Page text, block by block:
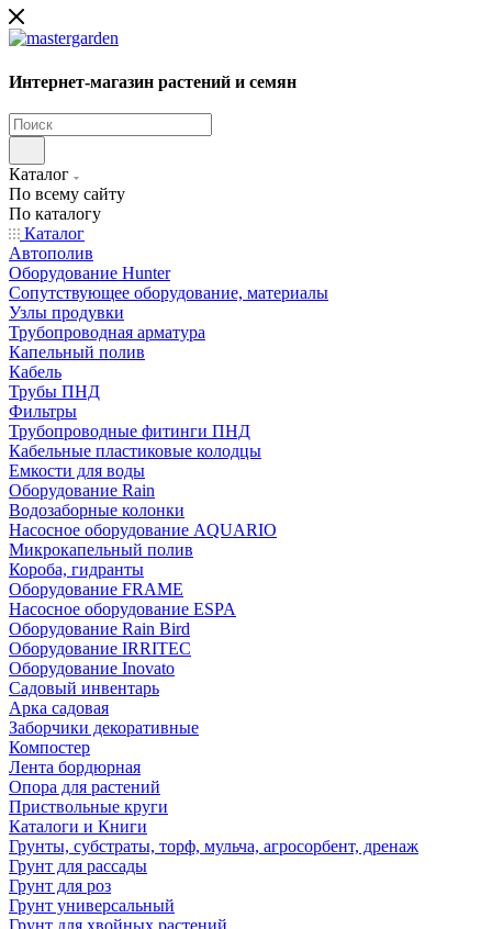
Интернет-магазин растений и семян
Каталог
По всему сайту
По каталогу
Каталог
Автополив
Оборудование Hunter
Сопутствующее оборудование, материалы
Узлы продувки
Трубопроводная арматура
Капельный полив
Кабель
Трубы ПНД
Фильтры
Трубопроводные фитинги ПНД
Кабельные пластиковые колодцы
Емкости для воды
Оборудование Rain
Водозаборные колонки
Насосное оборудование AQUARIO
Микрокапельный полив
Короба, гидранты
Оборудование FRAME
Насосное оборудование ESPA
Оборудование Rain Bird
Оборудование IRRITEC
Оборудование Inovato
Садовый инвентарь
Арка садовая
Заборчики декоративные
Компостер
Лента бордюрная
Опора для растений
Приствольные круги
Каталоги и Книги
Грунты, субстраты, торф, мульча, агросорбент, дренаж
Грунт для рассады
Грунт для роз
Грунт универсальный